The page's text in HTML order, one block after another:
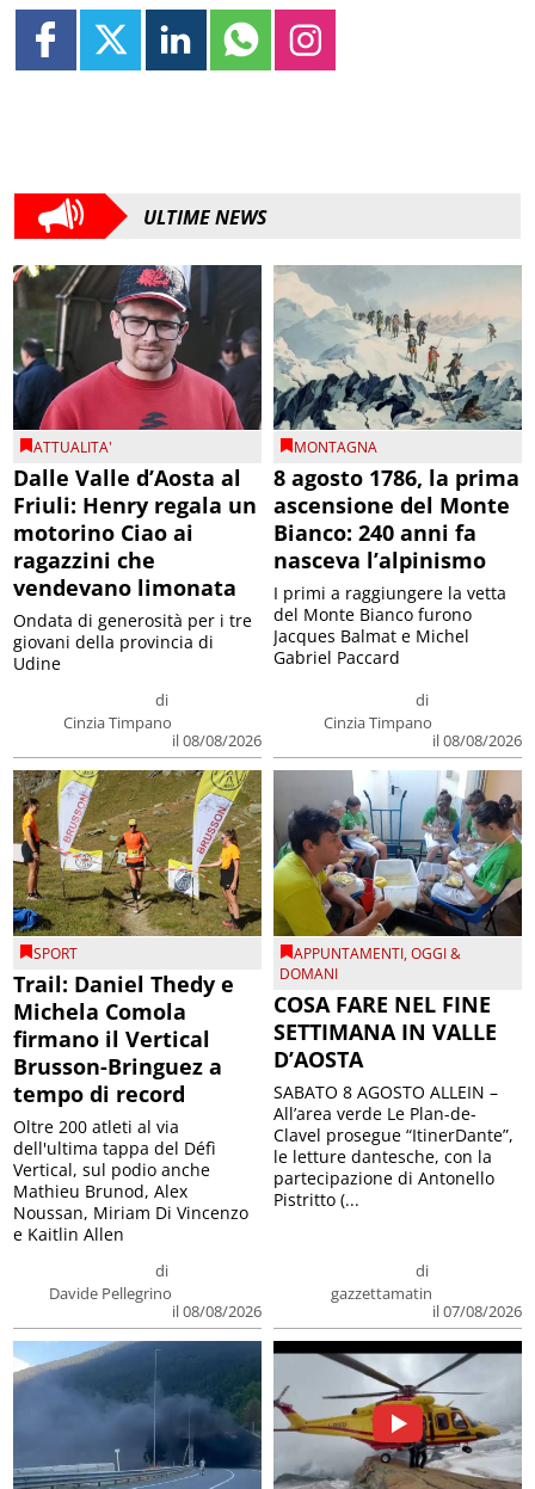
ULTIME NEWS
ATTUALITA'
Dalle Valle d’Aosta al
Friuli: Henry regala un
motorino Ciao ai
ragazzini che
vendevano limonata
di
Cinzia Timpano
il 08/08/2026
Ondata di generosità per i tre
giovani della provincia di
Udine
MONTAGNA
8 agosto 1786, la prima
ascensione del Monte
Bianco: 240 anni fa
nasceva l’alpinismo
di
Cinzia Timpano
il 08/08/2026
I primi a raggiungere la vetta
del Monte Bianco furono
Jacques Balmat e Michel
Gabriel Paccard
SPORT
Trail: Daniel Thedy e
Michela Comola
firmano il Vertical
Brusson-Bringuez a
tempo di record
di
Davide Pellegrino
il 08/08/2026
Oltre 200 atleti al via
dell'ultima tappa del Défì
Vertical, sul podio anche
Mathieu Brunod, Alex
Noussan, Miriam Di Vincenzo
e Kaitlin Allen
APPUNTAMENTI,OGGI &
DOMANI
COSA FARE NEL FINE
SETTIMANA IN VALLE
D’AOSTA
di
gazzettamatin
il 07/08/2026
SABATO 8 AGOSTO ALLEIN –
All’area verde Le Plan-de-
Clavel prosegue “ItinerDante”,
le letture dantesche, con la
partecipazione di Antonello
Pistritto (...